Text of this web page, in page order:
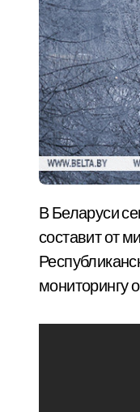
В Беларуси сегодня ожидается преобладание облачной погоды. Температура воздуха
составит от